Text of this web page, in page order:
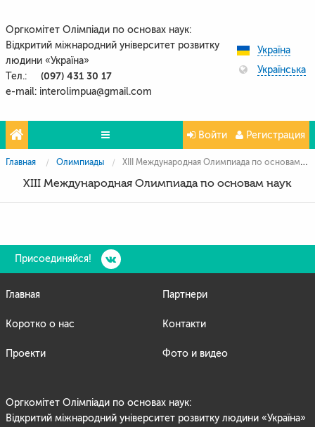
Оргкомітет Олімпіади по основах наук:
Відкритий міжнародний університет розвитку
людини «Україна»
Тел.: (097) 431 30 17
e-mail: interolimpua@gmail.com
Україна
Українська
Проекти
Фото и видео
Войти Регистрация
Главная Олимпиады XIII Международная Олимпиада по основам наук
XIII Международная Олимпиада по основам наук
Присоединяйся!
Главная
Коротко о нас
Проекти
Партнери
Контакти
Фото и видео
Оргкомітет Олімпіади по основах наук:
Відкритий міжнародний університет розвитку людини «Україна»